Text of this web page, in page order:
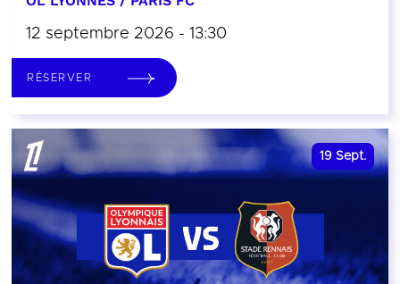
12 septembre 2026 - 13:30
RÉSERVER
19 Sept.